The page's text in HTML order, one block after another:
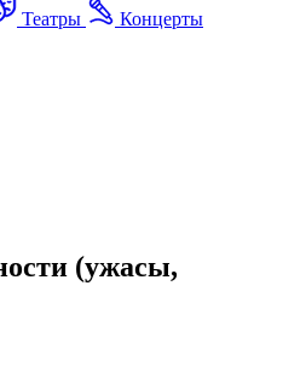
Театры
Концерты
(ужасы,